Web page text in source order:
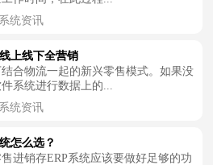
统资讯
上线下全营销
合物流一起的新兴零售模式。如果没
系统进行数据上的...
统资讯
怎么选？
进销存ERP系统应该要做好足够的功